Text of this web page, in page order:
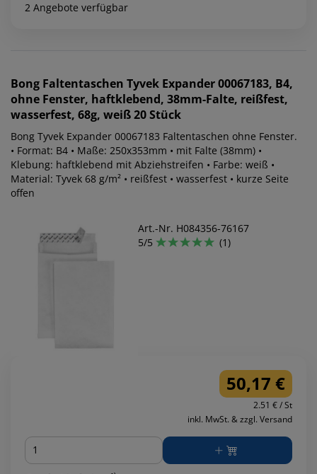
2 Angebote verfügbar
Bong Faltentaschen Tyvek Expander 00067183, B4,
ohne Fenster, haftklebend, 38mm-Falte, reißfest,
wasserfest, 68g, weiß 20 Stück
Bong Tyvek Expander 00067183 Faltentaschen ohne Fenster.
• Format: B4 • Maße: 250x353mm • mit Falte (38mm) •
Klebung: haftklebend mit Abziehstreifen • Farbe: weiß •
Material: Tyvek 68 g/m² • reißfest • wasserfest • kurze Seite
offen
Art.-Nr. H084356-76167
5/5
(1)
50,17 €
2.51 € / St
inkl. MwSt. & zzgl. Versand
Menge